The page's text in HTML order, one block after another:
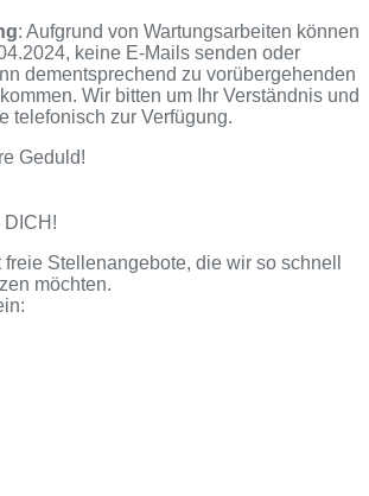
: Aufgrund von Wartungsarbeiten können
keine E-Mails senden oder
dementsprechend zu vorübergehenden
Wir bitten um Ihr Verständnis und
telefonisch zur Verfügung.
Geduld!
DICH!
Stellenangebote, die wir so schnell
möchten.